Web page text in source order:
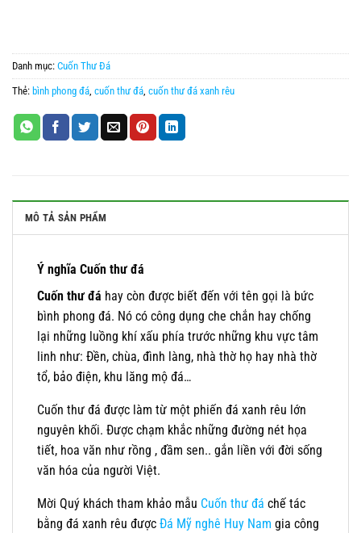
Danh mục: Cuốn Thư Đá
Thẻ: bình phong đá, cuốn thư đá, cuốn thư đá xanh rêu
MÔ TẢ SẢN PHẨM
Ý nghĩa Cuốn thư đá
Cuốn thư đá hay còn được biết đến với tên gọi là bức
bình phong đá. Nó có công dụng che chắn hay chống
lại những luồng khí xấu phía trước những khu vực tâm
linh như: Đền, chùa, đình làng, nhà thờ họ hay nhà thờ
tổ, bảo điện, khu lăng mộ đá…
Cuốn thư đá được làm từ một phiến đá xanh rêu lớn
nguyên khối. Được chạm khắc những đường nét họa
tiết, hoa văn như rồng , đầm sen.. gắn liền với đời sống
văn hóa của người Việt.
Mời Quý khách tham khảo mẫu Cuốn thư đá chế tác
bằng đá xanh rêu được Đá Mỹ nghê Huy Nam gia công